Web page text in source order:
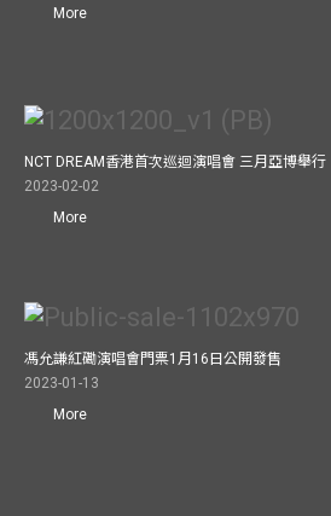
More
NCT DREAM香港首次巡迴演唱會 三月亞博舉行
2023-02-02
More
馮允謙紅磡演唱會門票1月16日公開發售
2023-01-13
More